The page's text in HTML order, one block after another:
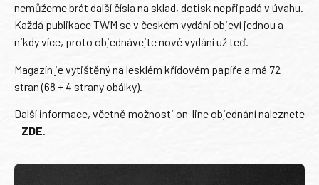
nemůžeme brát další čísla na sklad, dotisk nepřipadá v úvahu.
Každá publikace TWM se v českém vydání objeví jednou a
nikdy více, proto objednávejte nové vydání už teď.
Magazín je vytištěný na lesklém křídovém papíře a má 72
stran (68 + 4 strany obálky).
Další informace, včetně možnosti on-line objednání naleznete
– ZDE.